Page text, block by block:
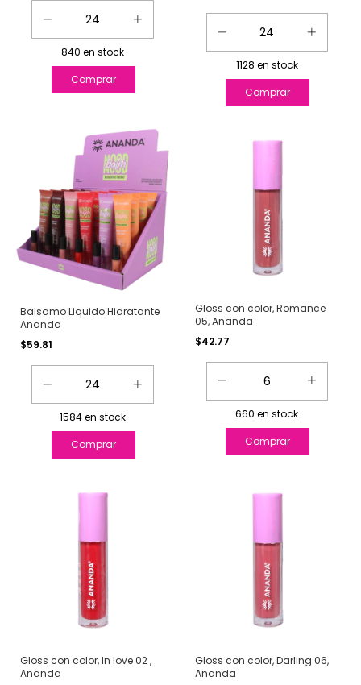
840 en stock
1128 en stock
Balsamo Liquido Hidratante
Ananda
$59.81
1584en stock
Gloss con color, Romance
05, Ananda
$42.77
660 en stock
Gloss con color, In love 02 ,
Ananda
Gloss con color, Darling 06,
Ananda